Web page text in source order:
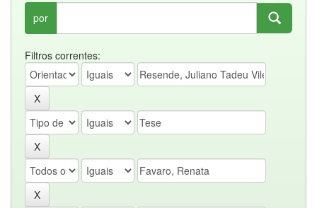
por
Filtros correntes: